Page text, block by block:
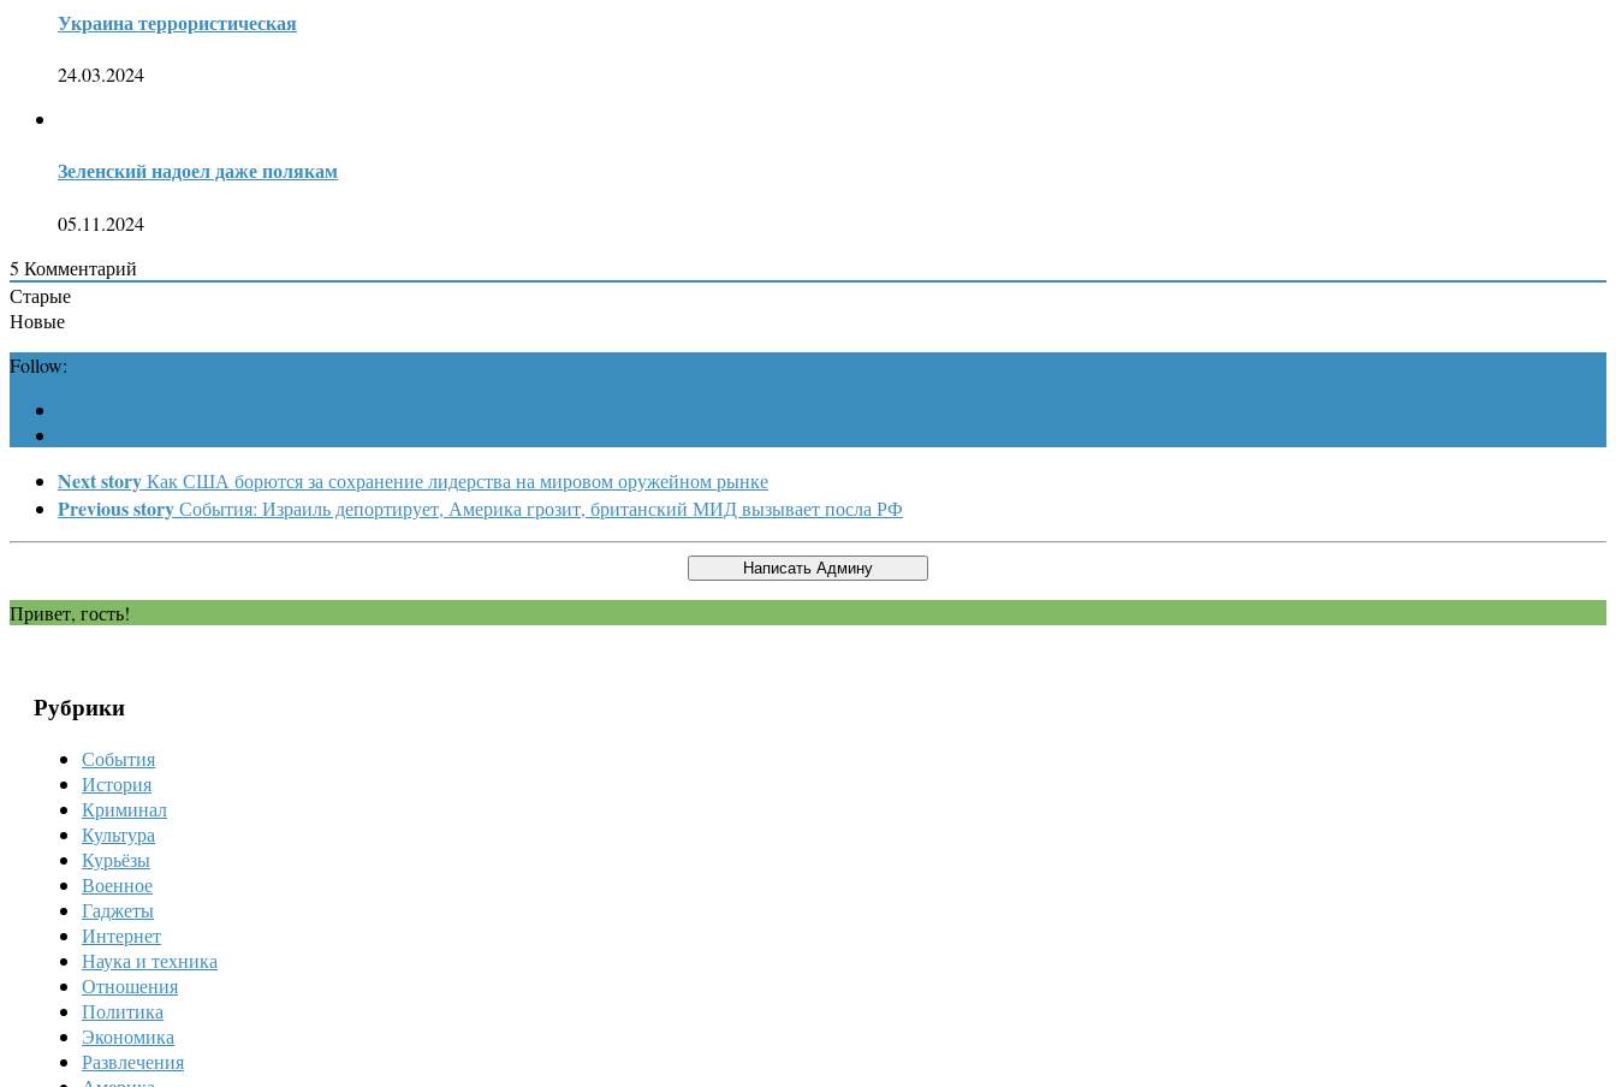
Украина террористическая
24.03.2024
Зеленский надоел даже полякам
05.11.2024
5 Комментарий
Старые
Новые
Follow:
Next storyКак США борются за сохранение лидерства на мировом оружейном рынке
Previous storyСобытия: Израиль депортирует, Америка грозит, британский МИД вызывает посла РФ
Привет, гость!
Рубрики
События
История
Криминал
Культура
Курьёзы
Военное
Гаджеты
Интернет
Наука и техника
Отношения
Политика
Экономика
Развлечения